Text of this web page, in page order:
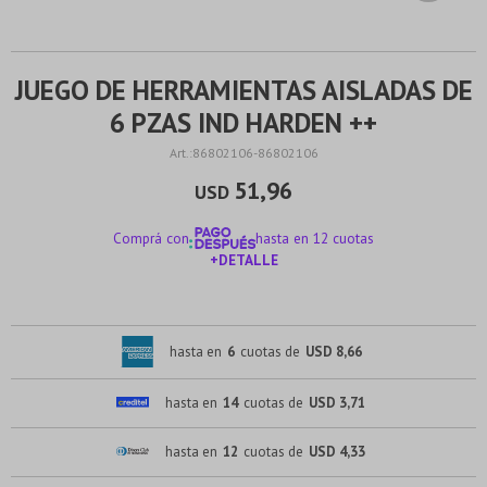
JUEGO DE HERRAMIENTAS AISLADAS DE
6 PZAS IND HARDEN ++
86802106-86802106
USD 51,96
Comprá con
hasta en 12 cuotas
+DETALLE
hasta en 6 cuotas de USD 8,66
hasta en 14 cuotas de USD 3,71
hasta en 12 cuotas de USD 4,33